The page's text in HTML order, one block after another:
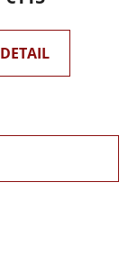
DETAIL